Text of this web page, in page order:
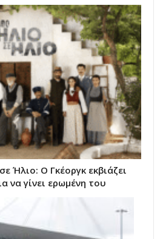
Ήλιο: Ο Γκέοργκ εκβιάζει
να γίνει ερωμένη του